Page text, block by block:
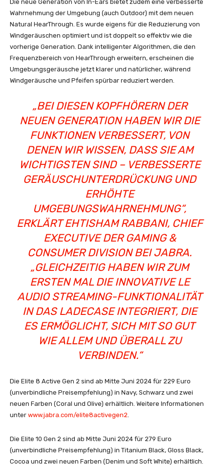
Die neue Generation von In-Ears bietet zudem eine verbesserte
Wahrnehmung der Umgebung (auch Outdoor) mit dem neuen
Natural HearThrough. Es wurde eigens für die Reduzierung von
Windgeräuschen optimiert und ist doppelt so effektiv wie die
vorherige Generation. Dank intelligenter Algorithmen, die den
Frequenzbereich von HearThrough erweitern, erscheinen die
Umgebungsgeräusche jetzt klarer und natürlicher, während
Windgeräusche und Pfeifen spürbar reduziert werden.
„BEI DIESEN KOPFHÖRERN DER
NEUEN GENERATION HABEN WIR DIE
FUNKTIONEN VERBESSERT, VON
DENEN WIR WISSEN, DASS SIE AM
WICHTIGSTEN SIND – VERBESSERTE
GERÄUSCHUNTERDRÜCKUNG UND
ERHÖHTE
UMGEBUNGSWAHRNEHMUNG“,
ERKLÄRT EHTISHAM RABBANI, CHIEF
EXECUTIVE DER GAMING &
CONSUMER DIVISION BEI JABRA.
„GLEICHZEITIG HABEN WIR ZUM
ERSTEN MAL DIE INNOVATIVE LE
AUDIO STREAMING-FUNKTIONALITÄT
IN DAS LADECASE INTEGRIERT, DIE
ES ERMÖGLICHT, SICH MIT SO GUT
WIE ALLEM UND ÜBERALL ZU
VERBINDEN.“
Die Elite 8 Active Gen 2 sind ab Mitte Juni 2024 für 229 Euro
(unverbindliche Preisempfehlung) in Navy, Schwarz und zwei
neuen Farben (Coral und Olive) erhältlich. Weitere Informationen
unter www.jabra.com/elite8activegen2.
Die Elite 10 Gen 2 sind ab Mitte Juni 2024 für 279 Euro
(unverbindliche Preisempfehlung) in Titanium Black, Gloss Black,
Cocoa und zwei neuen Farben (Denim und Soft White) erhältlich.